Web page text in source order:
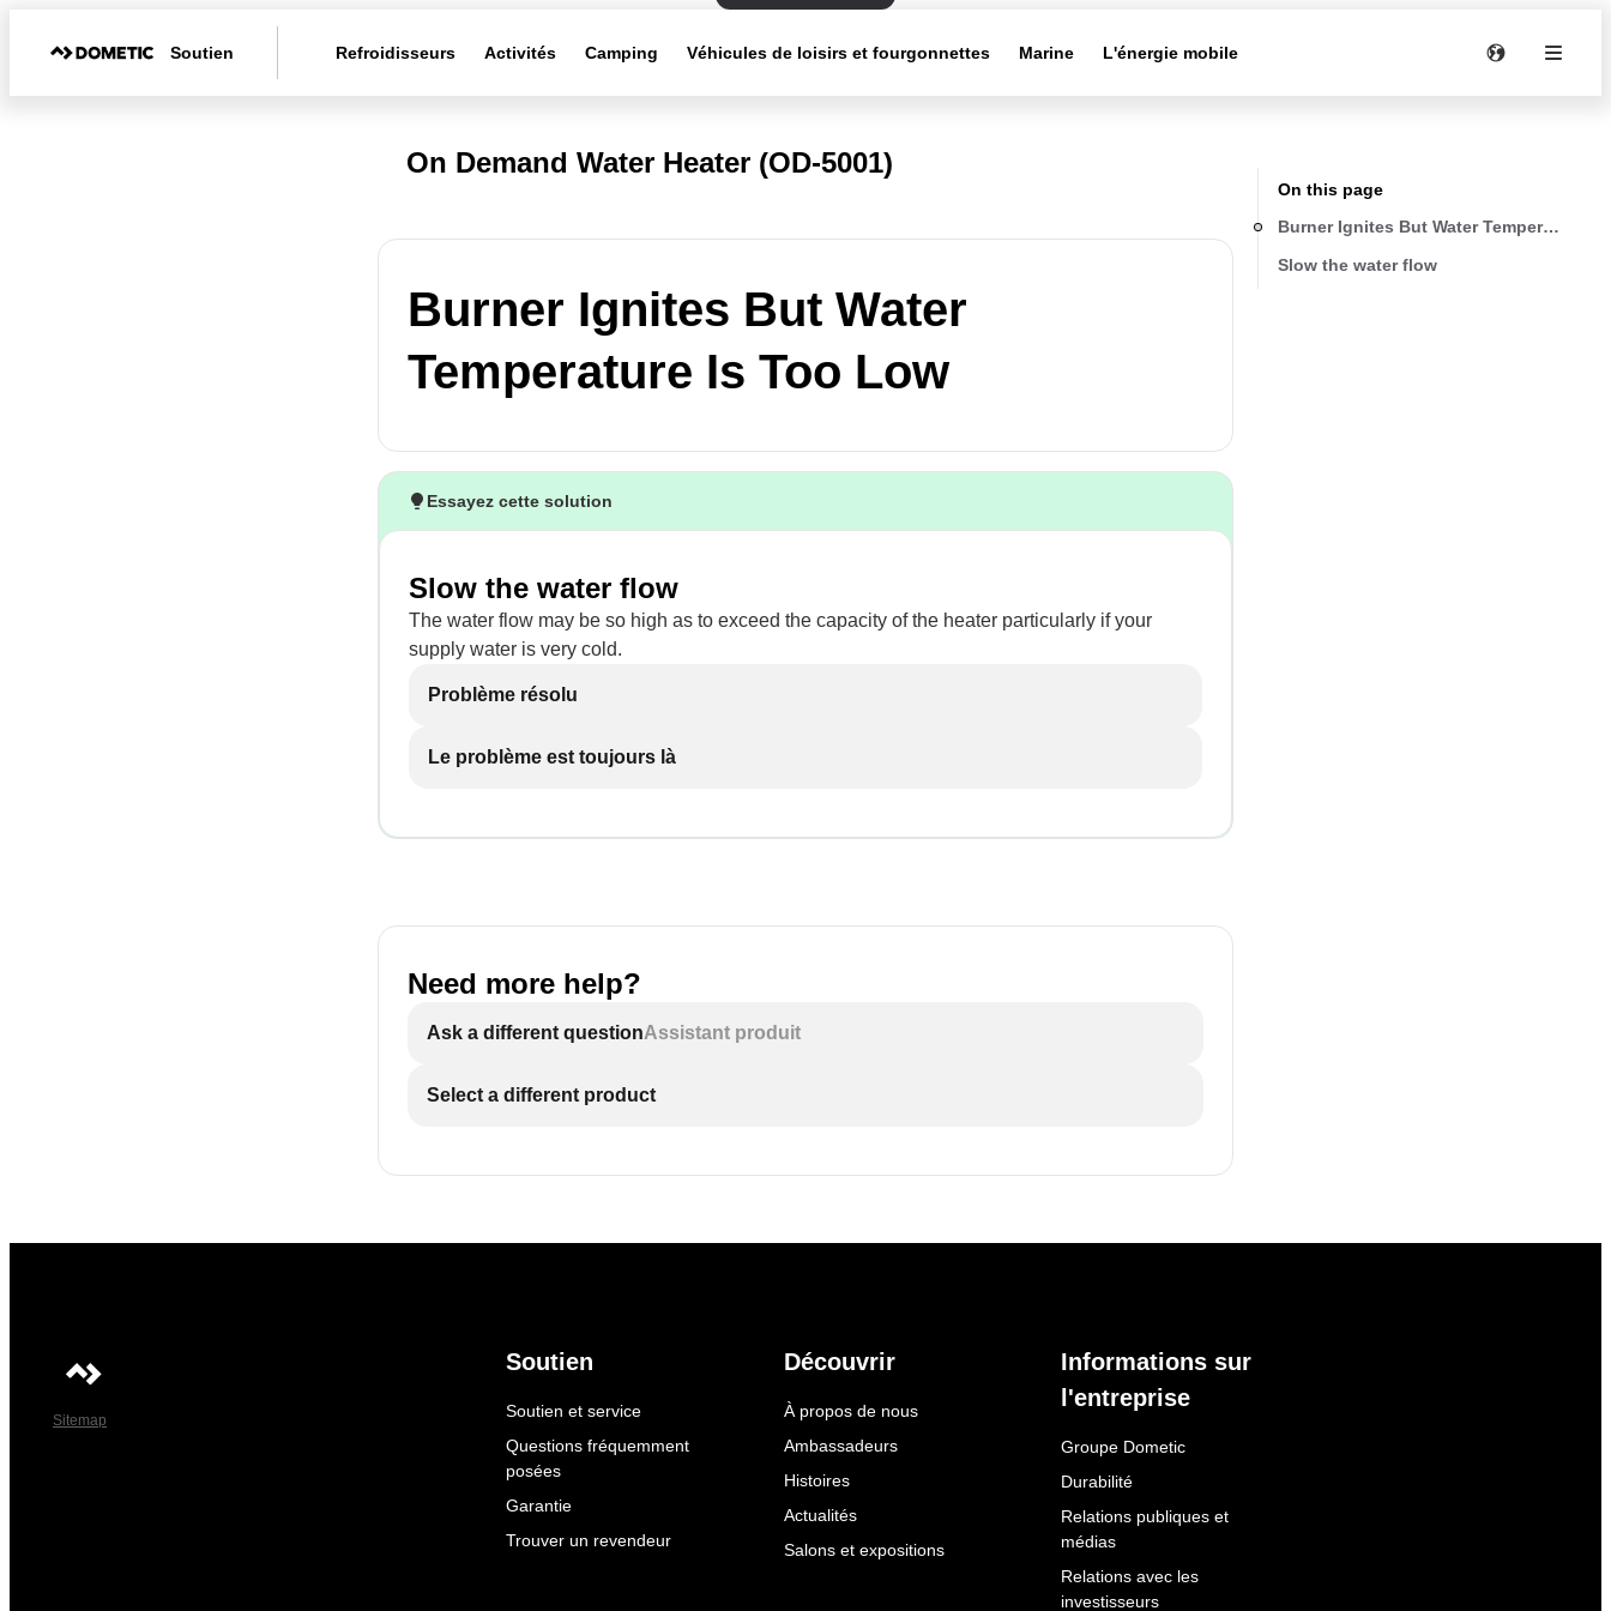
Soutien Refroidisseurs Activités Camping Véhicules de loisirs et fourgonnettes Marine L'énergie mobile
On Demand Water Heater (OD-5001)
Burner Ignites But Water
Temperature Is Too Low
Essayez cette solution
Slow the water flow
The water flow may be so high as to exceed the capacity of the heater particularly if your
supply water is very cold.
Problème résolu
Le problème est toujours là
Need more help?
Ask a different questionAssistant produit
Select a different product
On this page
Burner Ignites But Water Temperature Is
Slow the water flow
Sitemap
Soutien
Soutien et service
Questions fréquemment
posées
Garantie
Trouver un revendeur
Découvrir
À propos de nous
Ambassadeurs
Histoires
Actualités
Salons et expositions
Informations sur
l'entreprise
Groupe Dometic
Durabilité
Relations publiques et
médias
Relations avec les
investisseurs